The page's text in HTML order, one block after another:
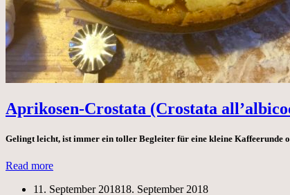
Aprikosen-Crostata (Crostata
Gelingt leicht, ist immer ein toller Begleiter für eine kleine Kaffeerunde
Read more
11. September 201818. September 2018